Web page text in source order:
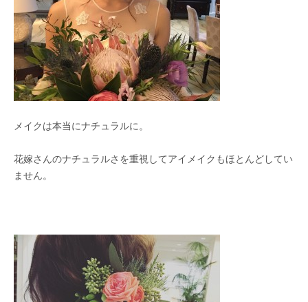
メイクは本当にナチュラルに。
花嫁さんのナチュラルさを重視してアイメイクもほとんどしてい
ません。